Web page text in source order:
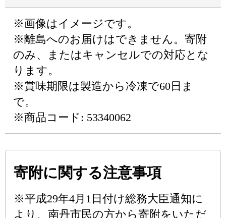
※画像はイメージです。
※離島へのお届けはできません。寄附
のみ、またはキャンセルでの対応とな
ります。
※賞味期限は製造から冷凍で60日ま
で。
※商品コード: 53340062
寄附に関する注意事項
※平成29年4月1日付け総務大臣通知に
より、南丹市民の方から寄附をいただ